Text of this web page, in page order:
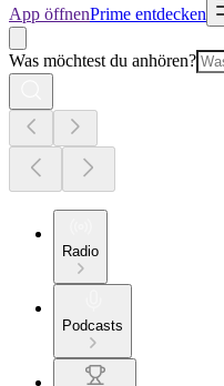
App öffnenPrime entdecken
Was möchtest du anhören?
Radio
Podcasts